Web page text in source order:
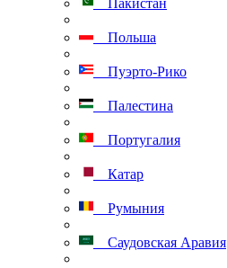
Пакистан
Польша
Пуэрто-Рико
Палестина
Португалия
Катар
Румыния
Саудовская Аравия